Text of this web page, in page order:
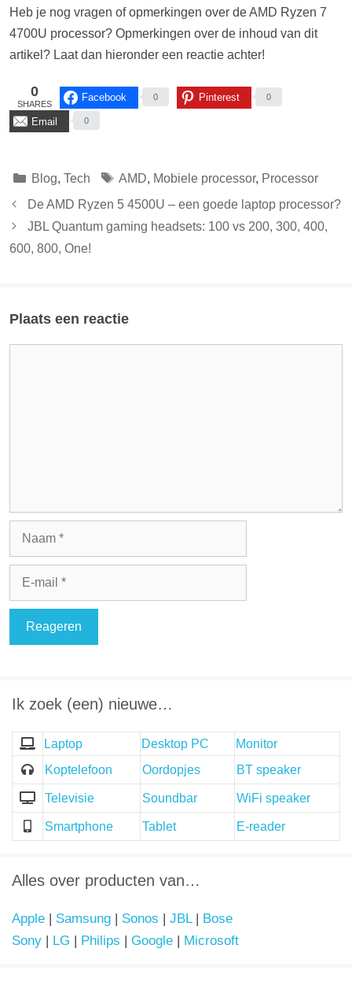
Heb je nog vragen of opmerkingen over de AMD Ryzen 7
4700U processor? Opmerkingen over de inhoud van dit
artikel? Laat dan hieronder een reactie achter!
0
SHARES
Facebook 0 Pinterest 0
Email 0
Categorieën
Blog, Tech Tags
AMD, Mobiele processor, Processor
De AMD Ryzen 5 4500U – een goede laptop processor?
JBL Quantum gaming headsets: 100 vs 200, 300, 400,
600, 800, One!
Plaats een reactie
Naam
Ik zoek (een) nieuwe…
Laptop Desktop PC
Monitor
Koptelefoon
Oordopjes BT speaker
Televisie Soundbar WiFi speaker
Smartphone Tablet E-reader
Alles over producten van…
Apple Samsung Sonos JBL|
Bose
Sony
LG Philips Google Microsoft